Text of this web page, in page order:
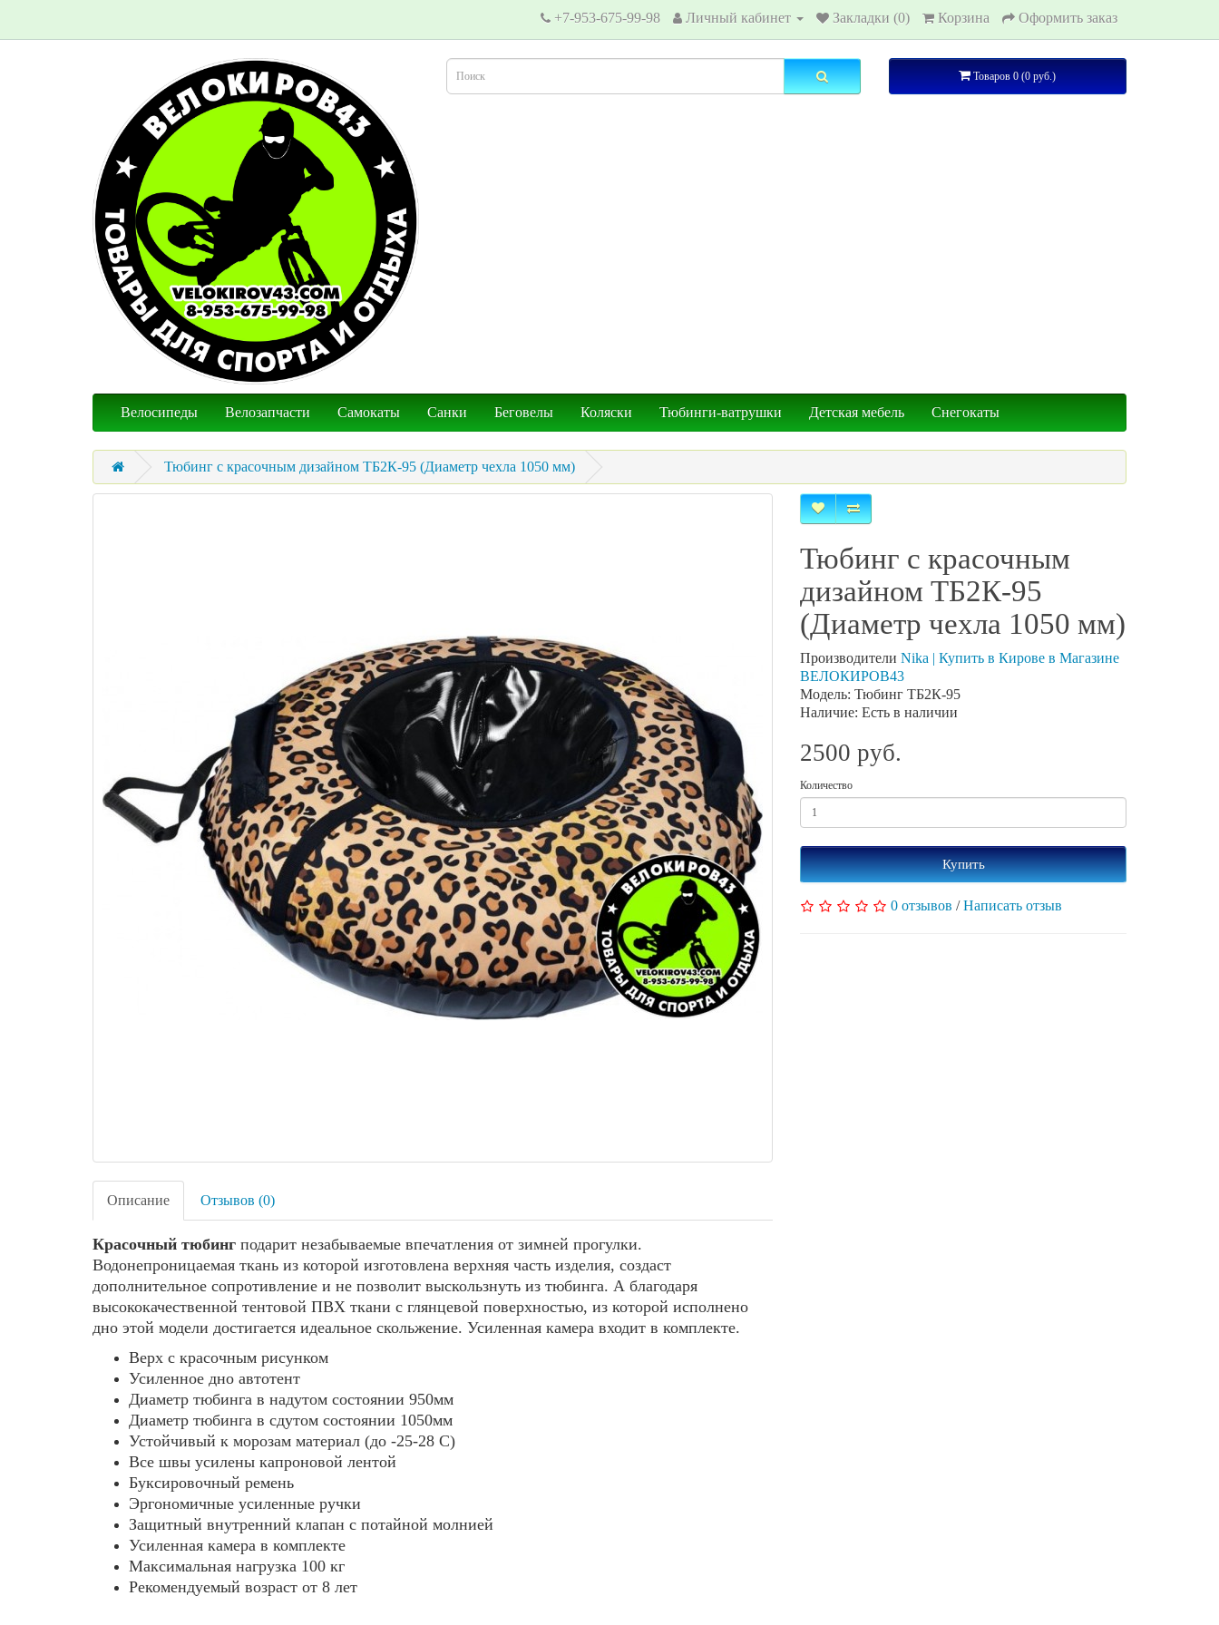
+7-953-675-99-98 Личный кабинет Закладки (0) Корзина Оформить заказ
Товаров 0 (0 руб.)
Велосипеды Велозапчасти Самокаты Санки Беговелы Коляски Тюбинги-ватрушки Детская мебель Снегокаты
Тюбинг с красочным дизайном ТБ2К-95 (Диаметр чехла 1050 мм)
Описание Отзывов (0)
Красочный тюбинг подарит незабываемые впечатления от зимней прогулки.
Водонепроницаемая ткань из которой изготовлена верхняя часть изделия, создаст
дополнительное сопротивление и не позволит выскользнуть из тюбинга. А благодаря
высококачественной тентовой ПВХ ткани с глянцевой поверхностью, из которой исполнено
дно этой модели достигается идеальное скольжение. Усиленная камера входит в комплекте.
Верх с красочным рисунком
Усиленное дно автотент
Диаметр тюбинга в надутом состоянии 950мм
Диаметр тюбинга в сдутом состоянии 1050мм
Устойчивый к морозам материал (до -25-28 С)
Все швы усилены капроновой лентой
Буксировочный ремень
Эргономичные усиленные ручки
Защитный внутренний клапан с потайной молнией
Усиленная камера в комплекте
Максимальная нагрузка 100 кг
Рекомендуемый возраст от 8 лет
Тюбинг с красочным
дизайном ТБ2К-95
(Диаметр чехла 1050 мм)
Производители Nika | Купить в Кирове в Магазине
ВЕЛОКИРОВ43
Модель: Тюбинг ТБ2К-95
Наличие: Есть в наличии
2500 руб.
Количество
Купить
0 отзывов /Написать отзыв